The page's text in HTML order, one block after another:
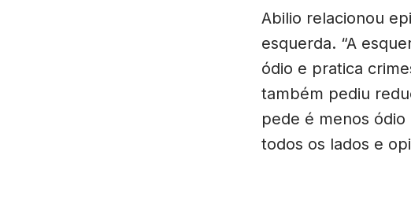
Abilio relacionou
esquerda. “A
ódio e pratica
também pediu
pede é menos
todos os lados e